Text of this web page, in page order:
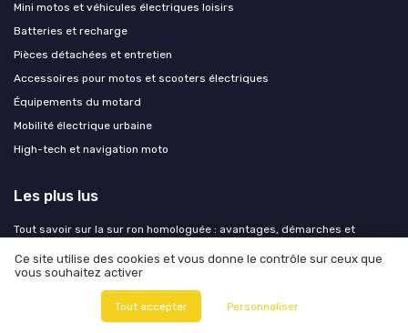
Mini motos et véhicules électriques loisirs
Batteries et recharge
Pièces détachées et entretien
Accessoires pour motos et scooters électriques
Équipements du motard
Mobilité électrique urbaine
High-tech et navigation moto
Les plus lus
Tout savoir sur la sur ron homologuée : avantages, démarches et
Louer un scooter électrique à partir de 1 euro par jour : comment ça
Les motos électriques pour permis A2 : un choix moderne et écologique
Ce site utilise des cookies et vous donne le contrôle sur ceux que
vous souhaitez activer
Tout accepter Personnaliser